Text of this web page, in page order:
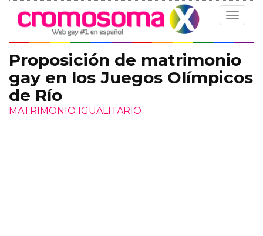
Toggle
Proposición de matrimonio
gay en los Juegos Olímpicos
de Río
MATRIMONIO IGUALITARIO